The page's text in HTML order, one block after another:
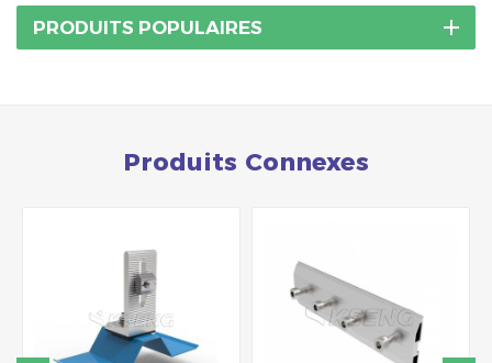
PRODUITS POPULAIRES
Produits Connexes